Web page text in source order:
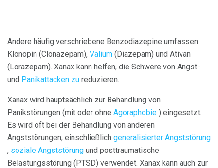
Andere häufig verschriebene Benzodiazepine umfassen
Klonopin (Clonazepam), Valium (Diazepam) und Ativan
(Lorazepam). Xanax kann helfen, die Schwere von Angst-
und Panikattacken zu reduzieren.
Xanax wird hauptsächlich zur Behandlung von
Panikstörungen (mit oder ohne Agoraphobie ) eingesetzt.
Es wird oft bei der Behandlung von anderen
Angststörungen, einschließlich generalisierter Angststörung
, soziale Angststörung und posttraumatische
Belastungsstörung (PTSD) verwendet. Xanax kann auch zur